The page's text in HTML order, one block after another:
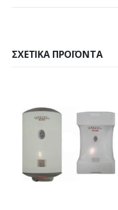
ΣΧΕΤΙΚΆ ΠΡΟΪΌΝΤΑ